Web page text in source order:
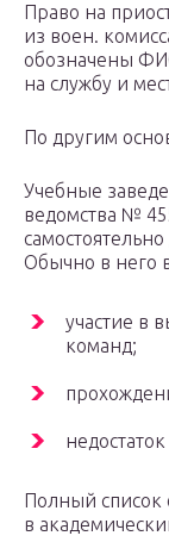
Право на
из воен.
обозначены
на службу и
По другим
Учебные
ведомства №
Обычно в него
участие в
команд;
Полный список
в